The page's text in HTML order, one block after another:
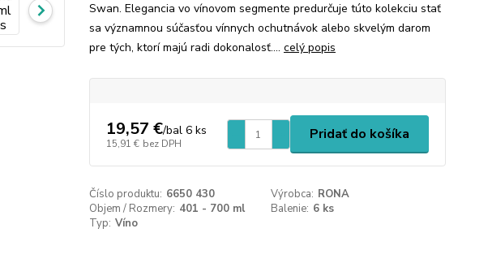
Swan. Elegancia vo vínovom segmente predurčuje túto kolekciu stať
sa významnou súčasťou vínnych ochutnávok alebo skvelým darom
pre tých, ktorí majú radi dokonalosť.... celý popis
19,57 €/bal 6 ks
15,91 € bez DPH
Pridať do košíka
Číslo produktu: 6650 430 Výrobca: RONA
Objem / Rozmery: 401 - 700 ml Balenie: 6 ks
Typ: Víno